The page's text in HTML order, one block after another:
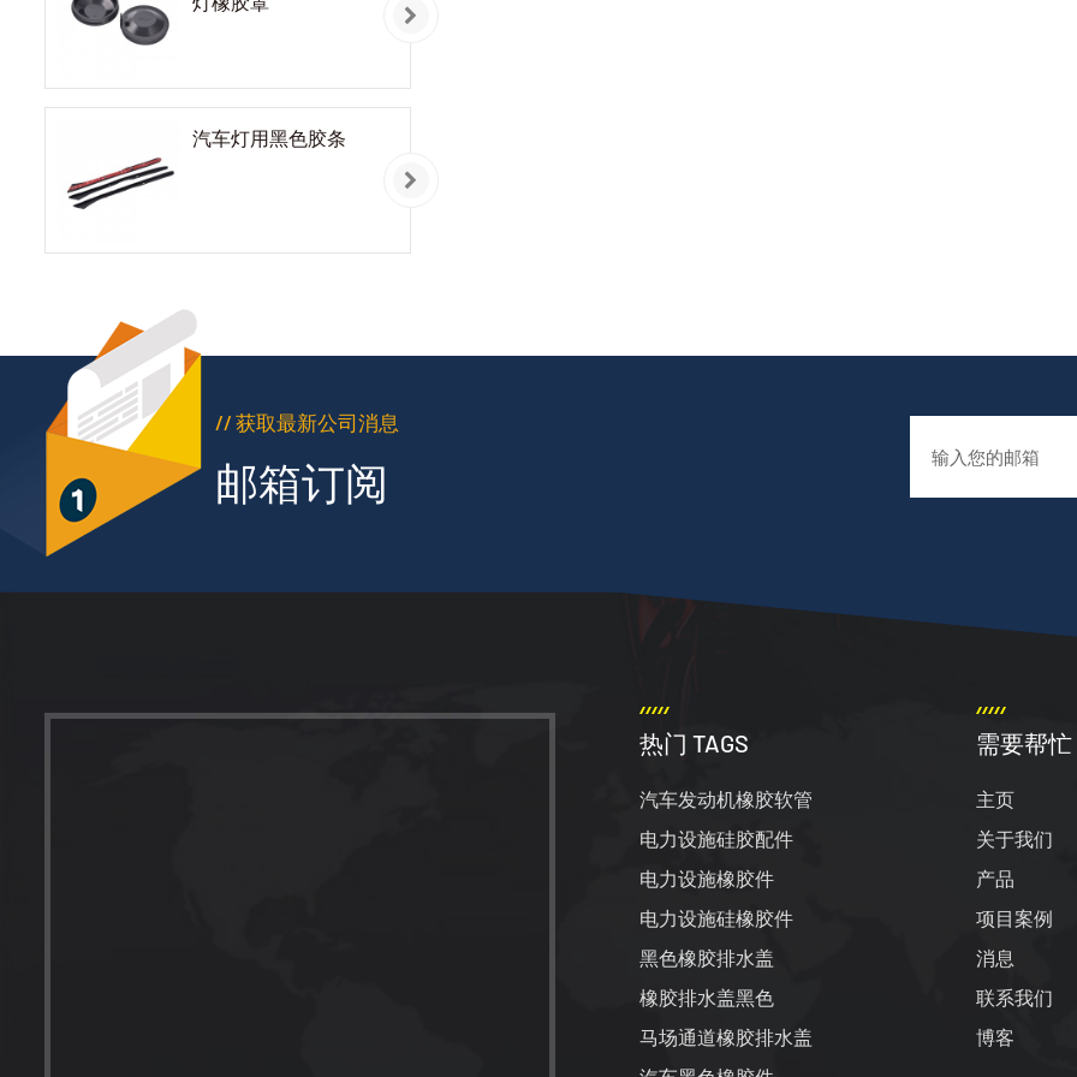
汽车灯用黑色胶条
// 获取最新公司消息
邮箱订阅
热门 TAGS
汽车发动机橡胶软管
电力设施硅胶配件
电力设施橡胶件
电力设施硅橡胶件
黑色橡胶排水盖
橡胶排水盖黑色
马场通道橡胶排水盖
需要帮忙
主页
关于我们
产品
项目案例
消息
联系我们
博客